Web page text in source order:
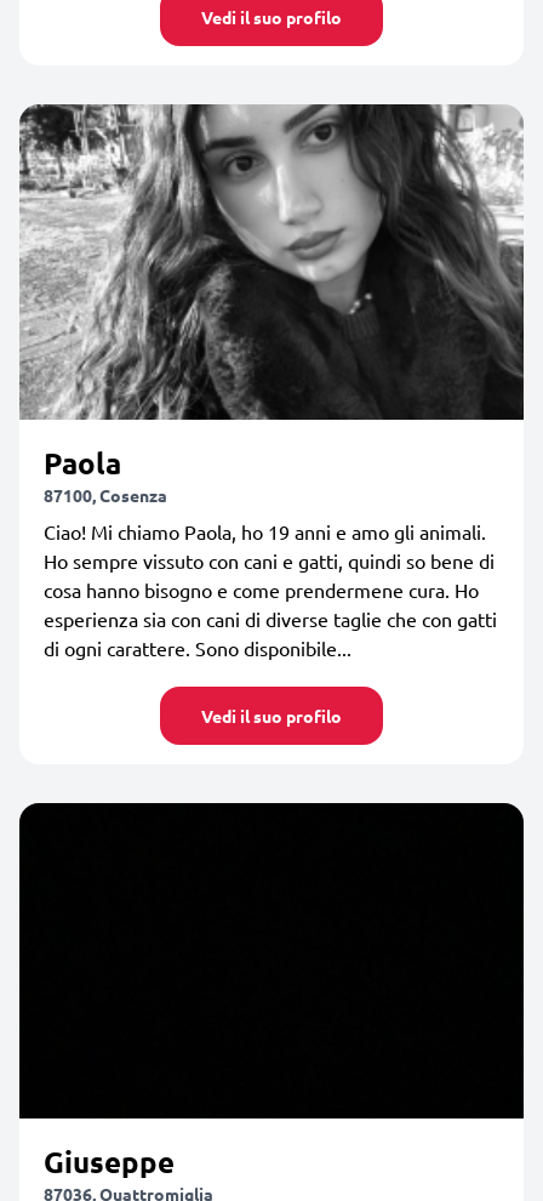
Vedi il suo profilo
Paola
87100, Cosenza
Ciao! Mi chiamo Paola, ho 19 anni e amo gli animali.
Ho sempre vissuto con cani e gatti, quindi so bene di
cosa hanno bisogno e come prendermene cura. Ho
esperienza sia con cani di diverse taglie che con gatti
di ogni carattere. Sono disponibile...
Vedi il suo profilo
Giuseppe
87036, Quattromiglia